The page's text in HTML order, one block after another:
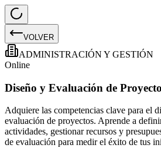
VOLVER
ADMINISTRACIÓN Y GESTIÓN
Online
Diseño y Evaluación de
Adquiere las competencias clave para el
evaluación de proyectos. Aprende a
actividades, gestionar recursos y
de evaluación para medir el éxito de tus